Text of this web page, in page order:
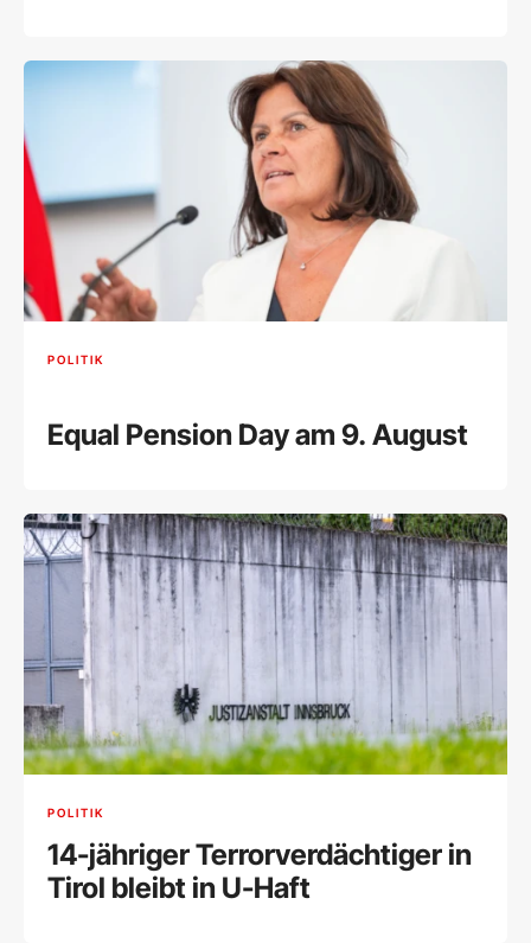
POLITIK
Equal Pension Day am 9. August
POLITIK
14-jähriger Terrorverdächtiger in
Tirol bleibt in U-Haft